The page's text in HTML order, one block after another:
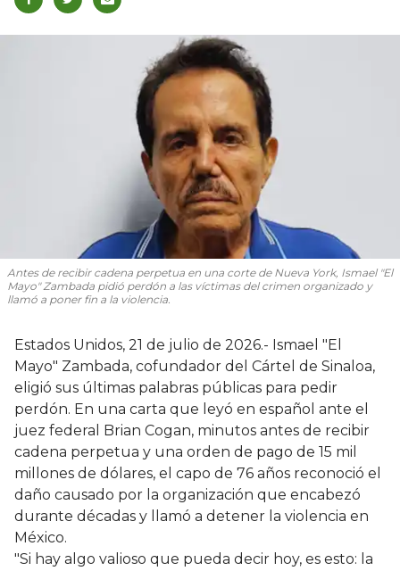
Antes de recibir cadena perpetua en una corte de Nueva York, Ismael "El
Mayo" Zambada pidió perdón a las víctimas del crimen organizado y
llamó a poner fin a la violencia.
Estados Unidos, 21 de julio de 2026.- Ismael "El
Mayo" Zambada, cofundador del Cártel de Sinaloa,
eligió sus últimas palabras públicas para pedir
perdón. En una carta que leyó en español ante el
juez federal Brian Cogan, minutos antes de recibir
cadena perpetua y una orden de pago de 15 mil
millones de dólares, el capo de 76 años reconoció el
daño causado por la organización que encabezó
durante décadas y llamó a detener la violencia en
México.
"Si hay algo valioso que pueda decir hoy, es esto: la